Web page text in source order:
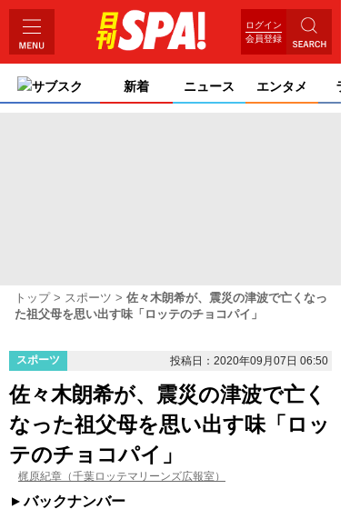
ログイン
会員登録
サブスク 新着 ニュース エンタメ ライ
トップ スポーツ
佐々木朗希が、震災の津波で亡くなっ
た祖父母を思い出す味「ロッテのチョコパイ」
スポーツ 投稿日：2020年09月07日 06:50
佐々木朗希が、震災の津波で亡く
なった祖父母を思い出す味「ロッ
テのチョコパイ」
梶原紀章（千葉ロッテマリーンズ広報室）
バックナンバー